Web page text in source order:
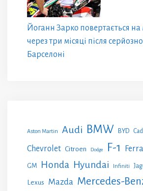
Йоганн Зарко повертається
через три місяці після
Барселоні
Aston Martin Audi BMW BYD
Chevrolet Citroen Dodge F-1
GM Honda Hyundai Infiniti
Lexus Mazda Mercedes-